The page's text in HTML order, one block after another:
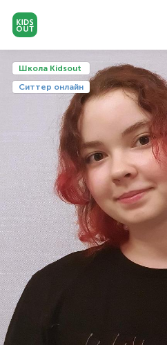
Школа Kidsout
Cиттер онлайн